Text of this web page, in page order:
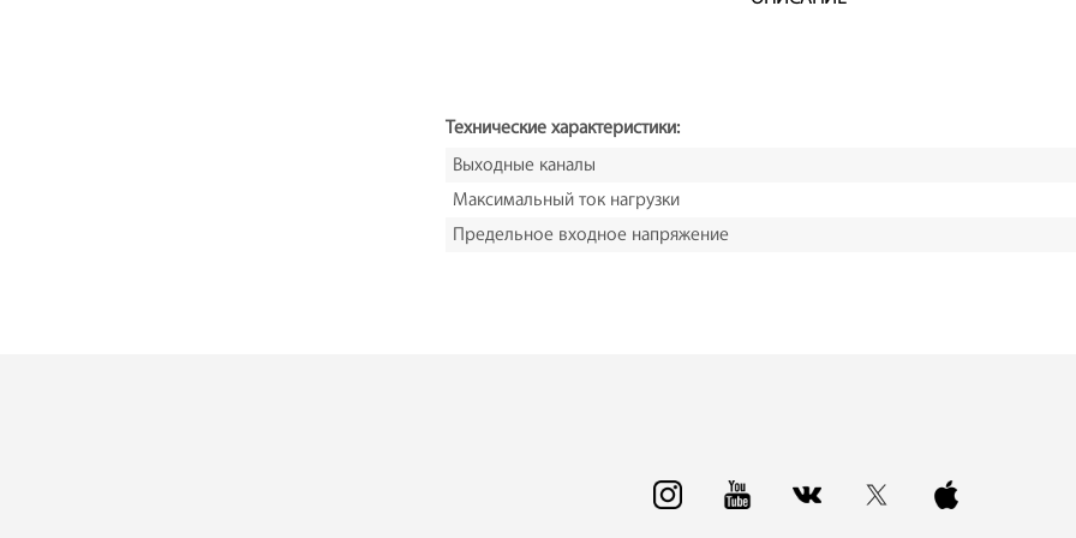
Технические характеристики:
Выходные каналы
Максимальный ток нагрузки
Предельное входное напряжение